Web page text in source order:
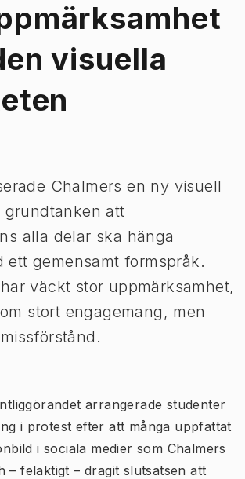
visuella
Chalmers en ny visuell
grundtanken att
alla delar ska hänga
ett gemensamt formspråk.
väckt stor uppmärksamhet,
stort engagemang, men
arrangerade studenter
i protest efter att många uppfattat
i sociala medier som Chalmers
– felaktigt – dragit slutsatsen att